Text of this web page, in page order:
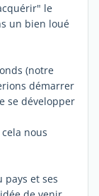
le
un bien loué
(notre
démarrer
se développer
nous
pays et ses